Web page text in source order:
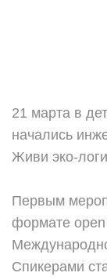
21 марта в
начались
Живи эко-
Первым
формате open
Спикерами